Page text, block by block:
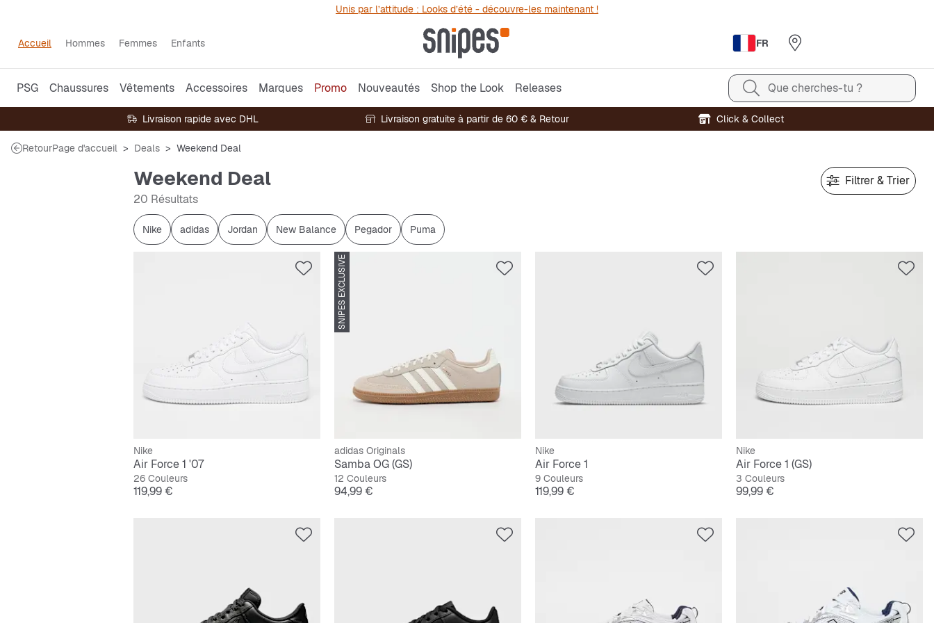
Unis par l’attitude : Looks d’été - découvre-les maintenant !
Accueil Hommes Femmes Enfants FR
PSG Chaussures Vêtements Accessoires Marques Promo Nouveautés Shop the Look Releases Que cherches-tu ?
Livraison rapide avec DHL Livraison gratuite à partir de 60 € & Retour Click & Collect
RetourPage d'accueil Deals Weekend Deal
Weekend Deal
20 Résultats
Filtrer & Trier
Nike adidas Jordan New Balance Pegador Puma
Nike
Air Force 1 '07
26 Couleurs
Prix
119,99 €
SNIPES EXCLUSIVE
adidas Originals
Samba OG (GS)
12 Couleurs
Prix
94,99 €
Nike
Air Force 1
9 Couleurs
Prix
119,99 €
Nike
Air Force 1 (GS)
3 Couleurs
Prix
99,99 €